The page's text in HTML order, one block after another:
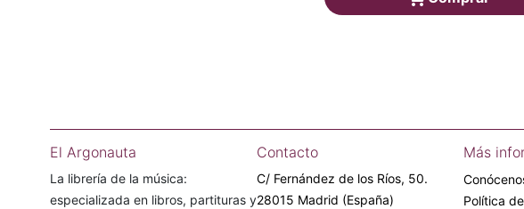
El Argonauta
La librería de la música:
especializada en libros, partituras y
Contacto
C/ Fernández de los Ríos, 50.
28015 Madrid (España)
Más
Política